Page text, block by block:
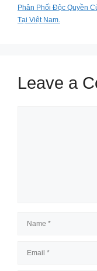
Phân Phối Độc Quyền
Tại Việt Nam.
Leave a